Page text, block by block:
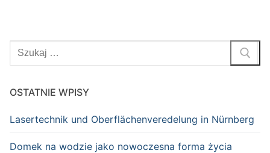
Szukaj:
OSTATNIE WPISY
Lasertechnik und Oberflächenveredelung in Nürnberg
Domek na wodzie jako nowoczesna forma życia